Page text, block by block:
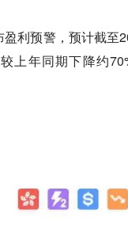
盈利预警，预计截至
上年同期下降约